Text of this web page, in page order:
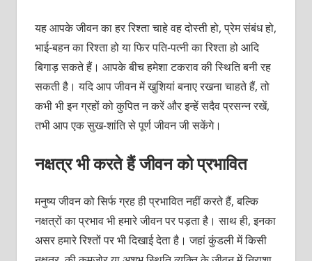
यह आपके जीवन का हर रिश्ता चाहे वह दोस्ती हो, प्रेम संबंध हो,
भाई-बहन का रिश्ता हो या फिर पति-पत्नी का रिश्ता हो आदि
बिगाड़ सकते हैं। आपके बीच हमेशा टकराव की स्थिति बनी रह
सकती है। यदि आप जीवन में खुशियां बनाए रखना चाहते हैं, तो
कभी भी इन ग्रहों को कुपित न करें और इन्हें सदैव प्रसन्न रखें,
तभी आप एक सुख-शांति से पूर्ण जीवन जी सकेंगे।
नक्षत्र भी करते हैं जीवन को प्रभावित
मनुष्य जीवन को सिर्फ ग्रह ही प्रभावित नहीं करते हैं, बल्कि
नक्षत्रों का प्रभाव भी हमारे जीवन पर पड़ता है। साथ ही, इनका
असर हमारे रिश्तों पर भी दिखाई देता है। जहां कुंडली में किसी